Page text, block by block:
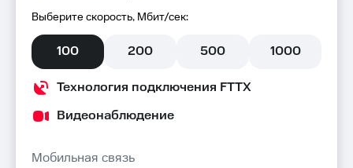
Выберите скорость, Мбит/сек:
100 200 500 1000
Технология подключения FTTX
Видеонаблюдение
Мобильная связь